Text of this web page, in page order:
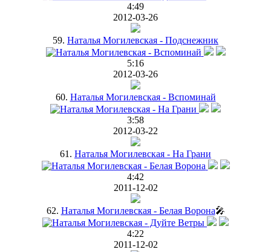
4:49
2012-03-26
59. Наталья Могилевская - Подснежник
5:16
2012-03-26
60. Наталья Могилевская - Вспоминай
3:58
2012-03-22
61. Наталья Могилевская - На Грани
4:42
2011-12-02
62. Наталья Могилевская - Белая Ворона🎤
4:22
2011-12-02